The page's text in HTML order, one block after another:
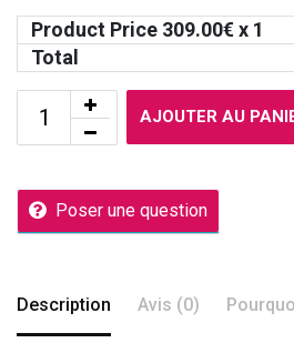
Product Price 309.00€ x 1
Total
AJOUTER AU
Poser une question
Description Avis (0)